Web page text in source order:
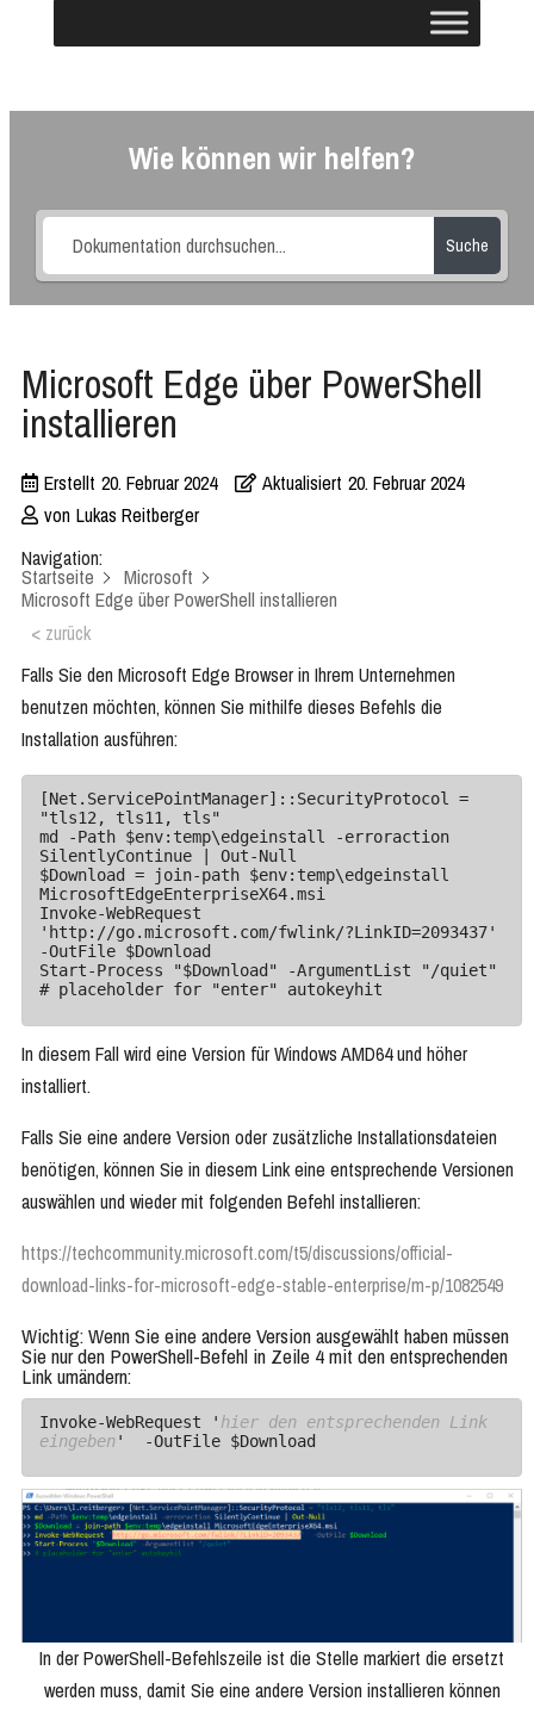
Wie können wir helfen?
Suche
Microsoft Edge über PowerShell
installieren
Erstellt 20. Februar 2024 Aktualisiert 20. Februar 2024
von Lukas Reitberger
Navigation:
Startseite
Microsoft
Microsoft Edge über PowerShell installieren
< zurück
Falls Sie den Microsoft Edge Browser in Ihrem Unternehmen
benutzen möchten, können Sie mithilfe dieses Befehls die
Installation ausführen:
[Net.ServicePointManager]::SecurityProtocol =
"tls12, tls11, tls"
md -Path $env:temp\edgeinstall -erroraction
SilentlyContinue | Out-Null
$Download = join-path $env:temp\edgeinstall
MicrosoftEdgeEnterpriseX64.msi
Invoke-WebRequest
'http://go.microsoft.com/fwlink/?LinkID=2093437'
-OutFile $Download
Start-Process "$Download" -ArgumentList "/quiet"
# placeholder for "enter" autokeyhit
In diesem Fall wird eine Version für Windows AMD64 und höher
installiert.
Falls Sie eine andere Version oder zusätzliche Installationsdateien
benötigen, können Sie in diesem Link eine entsprechende Versionen
auswählen und wieder mit folgenden Befehl installieren:
https://techcommunity.microsoft.com/t5/discussions/official-
download-links-for-microsoft-edge-stable-enterprise/m-p/1082549
Wichtig: Wenn Sie eine andere Version ausgewählt haben müssen
Sie nur den PowerShell-Befehl in Zeile 4 mit den entsprechenden
Link umändern:
Invoke-WebRequest ' hier den entsprechenden Link
eingeben '  -OutFile $Download
In der PowerShell-Befehlszeile ist die Stelle markiert die ersetzt
werden muss, damit Sie eine andere Version installieren können